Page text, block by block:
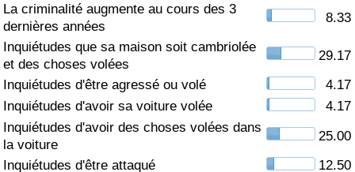
La criminalité augmente au cours des 3
dernières années
8.33
Inquiétudes que sa maison soit cambriolée
et des choses volées
29.17
Inquiétudes d'être agressé ou volé
4.17
Inquiétudes d'avoir sa voiture volée
4.17
Inquiétudes d'avoir des choses volées dans
la voiture
25.00
Inquiétudes d'être attaqué
12.50
Indice de criminalité par pays
Soins de santé
Indice des soins de santé (Actuel)
Indice des soins de santé